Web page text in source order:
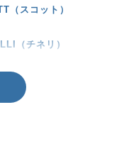
（スコット）
（チネリ）